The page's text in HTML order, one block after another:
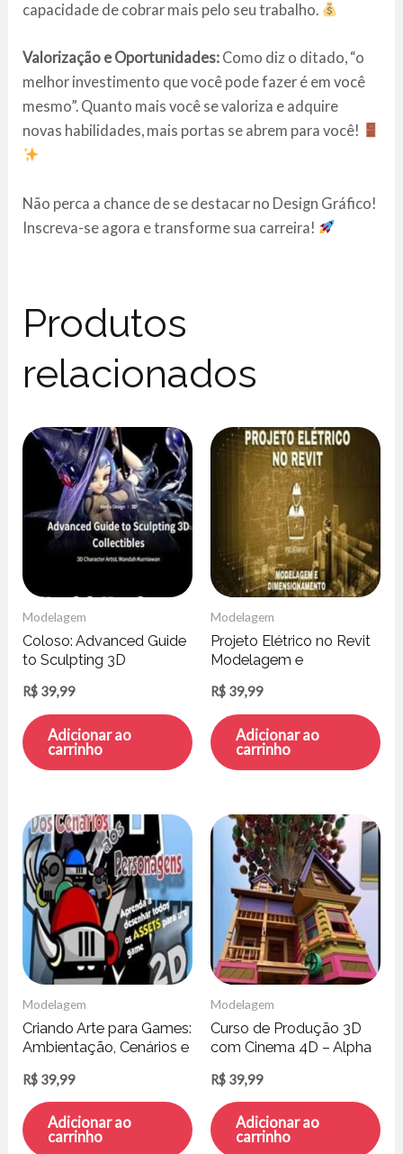
capacidade de cobrar mais pelo seu trabalho.
Valorização e Oportunidades: Como diz o ditado, “o
melhor investimento que você pode fazer é em você
mesmo”. Quanto mais você se valoriza e adquire
novas habilidades, mais portas se abrem para você!
Não perca a chance de se destacar no Design Gráfico!
Inscreva-se agora e transforme sua carreira!
Produtos
relacionados
Modelagem
Coloso: Advanced Guide
to Sculpting 3D
Kurniawan
R$ 39,99
Adicionar ao
carrinho
Modelagem
Projeto Elétrico no Revit
Modelagem e
Willian Alves de Oliveira
R$ 39,99
Adicionar ao
carrinho
Modelagem
Criando Arte para Games:
Ambientação, Cenários e
R$ 39,99
Adicionar ao
carrinho
Modelagem
Curso de Produção 3D
com Cinema 4D – Alpha
R$ 39,99
Adicionar ao
carrinho